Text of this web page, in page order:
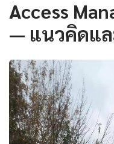
Access
— แนวคิดแ